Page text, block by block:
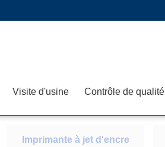
Visite d'usine Contrôle de qualité
Imprimante à jet d'encre